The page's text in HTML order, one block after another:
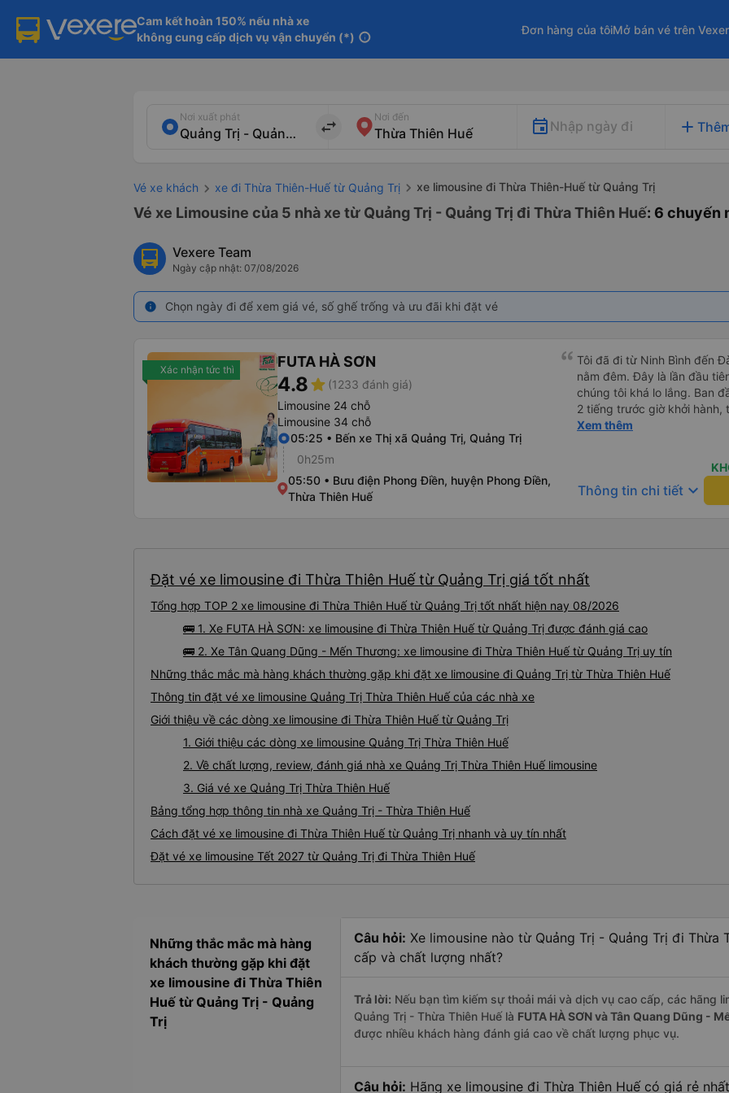
Cam kết hoàn 150% nếu nhà xe
không cung cấp dịch vụ vận chuyển (*) info
Đơn hàng của tôiMở bán vé trên
Nơi xuất phát
import_export
Nơi đến
Nhập ngày đi add
Vé xe khách xe đi Thừa Thiên-Huế từ Quảng Trị xe limousine đi Thừa Thiên-Huế từ Quảng Trị
Vé xe Limousine của 5 nhà xe từ Quảng Trị - Quảng Trị đi Thừa Thiên Huế: 6 chuyến
Vexere Team
Ngày cập nhật: 07/08/2026
info Chọn ngày đi để xem giá vé, số ghế trống và ưu đãi khi đặt vé
Xác nhận tức thì FUTA HÀ SƠN
4.8star (1233 đánh giá)
Limousine 24 chỗ
Limousine 34 chỗ
05:25 • Bến xe Thị xã Quảng Trị, Quảng Trị
0h25m
05:50 • Bưu điện Phong Điền, huyện Phong Điền,
Thừa Thiên Huế
Tôi đã đi từ Ninh Bình đến
nằm đêm. Đây là lần đầu
chúng tôi khá lo lắng. Ban
2 tiếng trước giờ khởi
qua email. Chúng tôi đến
được phản hồi nhanh
Họ cho chúng tôi biết xe
buýt đến, tài xế đã đến tận
viên chăm sóc khách hàng
hướng dẫn chúng tôi đến
sạn. Tôi rất khuyên bạn nên
Xem thêm
Thông tin chi tiết keyboard_arrow_down
Đặt vé xe limousine đi Thừa Thiên Huế từ Quảng Trị giá tốt nhất
Tổng hợp TOP 2 xe limousine đi Thừa Thiên Huế từ Quảng Trị tốt nhất hiện nay 08/2026
🚌 1. Xe FUTA HÀ SƠN: xe limousine đi Thừa Thiên Huế từ Quảng Trị được đánh giá cao
🚌 2. Xe Tân Quang Dũng - Mến Thương: xe limousine đi Thừa Thiên Huế từ Quảng Trị uy tín
Những thắc mắc mà hàng khách thường gặp khi đặt xe limousine đi Quảng Trị từ Thừa Thiên Huế
Thông tin đặt vé xe limousine Quảng Trị Thừa Thiên Huế của các nhà xe
Giới thiệu về các dòng xe limousine đi Thừa Thiên Huế từ Quảng Trị
1. Giới thiệu các dòng xe limousine Quảng Trị Thừa Thiên Huế
2. Về chất lượng, review, đánh giá nhà xe Quảng Trị Thừa Thiên Huế limousine
3. Giá vé xe Quảng Trị Thừa Thiên Huế
Bảng tổng hợp thông tin nhà xe Quảng Trị - Thừa Thiên Huế
Cách đặt vé xe limousine đi Thừa Thiên Huế từ Quảng Trị nhanh và uy tín nhất
Đặt vé xe limousine Tết 2027 từ Quảng Trị đi Thừa Thiên Huế
Những thắc mắc mà hàng
khách thường gặp khi đặt
xe limousine đi Thừa Thiên
Huế từ Quảng Trị - Quảng
Trị
Câu hỏi: Xe limousine nào từ Quảng Trị - Quảng Trị đi Thừa
cấp và chất lượng nhất?
Trả lời: Nếu bạn tìm kiếm sự thoải mái và dịch vụ cao cấp, các hãng
Quảng Trị - Thừa Thiên Huế là FUTA HÀ SƠN và Tân Quang Dũng -
được nhiều khách hàng đánh giá cao về chất lượng phục vụ.
Câu hỏi: Hãng xe limousine đi Thừa Thiên Huế có giá rẻ